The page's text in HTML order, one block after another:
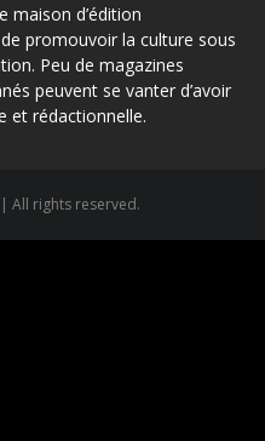
maison d’édition
promouvoir la culture sous
Peu de magazines
peuvent se vanter d’avoir
et rédactionnelle.
All rights reserved.